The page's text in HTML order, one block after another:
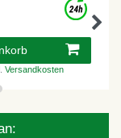
Versandkosten